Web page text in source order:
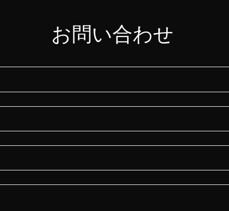
お問い合わせ